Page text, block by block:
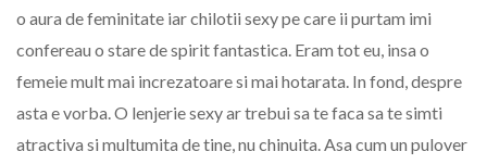
o aura de feminitate iar chilotii sexy pe care ii purtam imi
confereau o stare de spirit fantastica. Eram tot eu, insa o
femeie mult mai increzatoare si mai hotarata. In fond, despre
asta e vorba. O lenjerie sexy ar trebui sa te faca sa te simti
atractiva si multumita de tine, nu chinuita. Asa cum un pulover